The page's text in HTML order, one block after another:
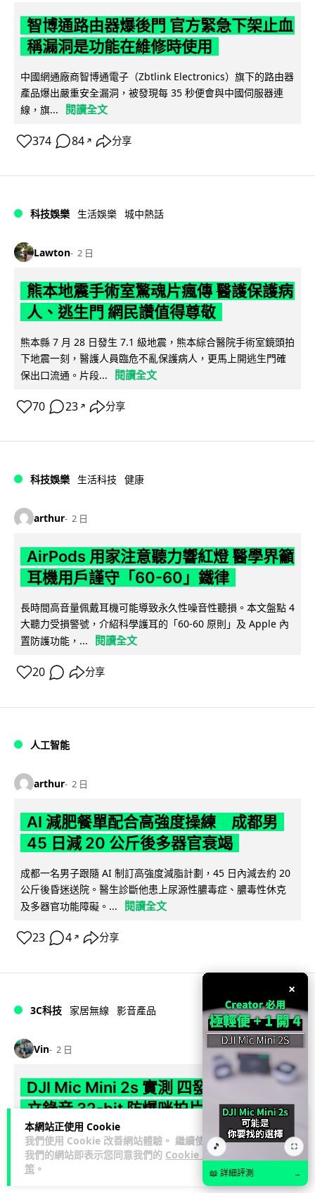
本網站正使用 Cookie
我們使用 Cookie 改善網站體驗。 繼續使用
我們的網站即表示您同意我們的 Cookie 政
策 。
智博通路由器爆後門 官方緊急下架止血
稱漏洞是功能在維修時使用
中國網通廠商智博通電子（Zbtlink Electronics）旗下的路由器
產品爆出嚴重安全漏洞，被發現每 35 秒便會與中國伺服器連
線，旗...
閱讀全文
374 84 ↗ 分享
科技娛樂 生活娛樂 城中熱話
Lawton 2 日
熊本地震手術室驚魂片瘋傳 醫護保護病
人、逃生門 網民讚值得尊敬
熊本縣 7 月 28 日發生 7.1 級地震，熊本綜合醫院手術室鏡頭拍
下地震一刻，醫護人員臨危不亂保護病人，更馬上開逃生門確
保出口流通。片段...
閱讀全文
70 23 ↗ 分享
科技娛樂 生活科技 健康
arthur 2 日
AirPods 用家注意聽力響紅燈 醫學界籲
耳機用戶謹守「60-60」鐵律
長時間高音量佩戴耳機可能導致永久性噪音性聽損。本文盤點 4
大聽力受損警號，介紹科學護耳的「60-60 原則」及 Apple 內
置防護功能，...
閱讀全文
20 分享
人工智能
arthur 2 日
AI 減肥餐單配合高強度操練 成都男
45 日減 20 公斤後多器官衰竭
成都一名男子跟隨 AI 制訂高強度減脂計劃，45 日內減去約 20
公斤後昏迷送院。醫生診斷他患上尿源性膿毒症、膿毒性休克
及多器官功能障礙。...
閱讀全文
23 4 ↗ 分享
3C科技 家居無線 影音產品
Vin 2 日
DJI Mic Mini 2s 實測 四發一收同步獨
立錄音 32-bit 防爆咪拍片必備
DJI 最新推出的 Mic Mini 2s 無線咪支援「四發一收」分軌錄
音，並首度下放 32-bit Float 浮點內錄功能。本文經實測其...
閱讀全文
×
🎵 ⛶
📖 詳細評測 →